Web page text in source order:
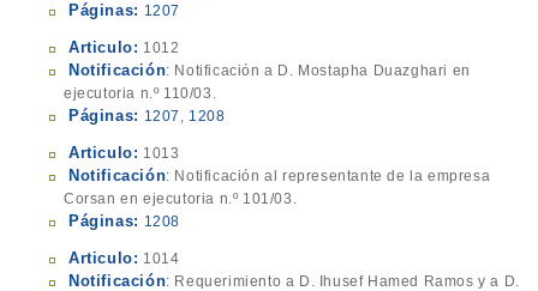
Páginas: 1207
Articulo: 1012
Notificación: Notificación a D. Mostapha Duazghari en
ejecutoria n.º 110/03.
Páginas: 1207 , 1208
Articulo: 1013
Notificación: Notificación al representante de la empresa
Corsan en ejecutoria n.º 101/03.
Páginas: 1208
Articulo: 1014
Notificación: Requerimiento a D. Ihusef Hamed Ramos y a D.